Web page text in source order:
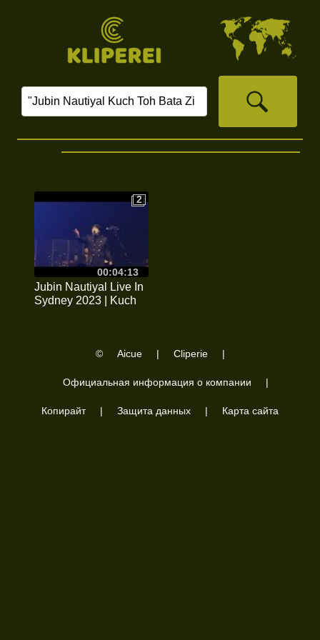
00:04:13
2
2
Jubin Nautiyal Live In
Sydney 2023 | Kuch
© Aicue | Cliperie |
Официальная информация о компании |
Копирайт | Защита данных | Карта сайта